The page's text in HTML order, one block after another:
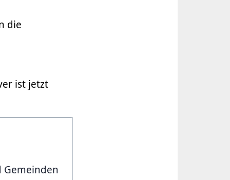
die
ist jetzt
Gemeinden